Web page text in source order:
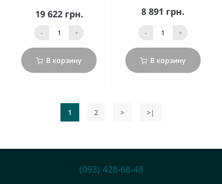
19 622 грн.
- +
В корзину
8 891 грн.
- +
В корзину
1 2 > >|
(093) 428-68-48